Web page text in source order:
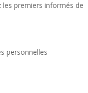
premiers informés de
personnelles